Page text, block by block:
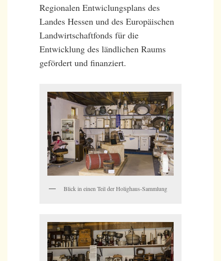
Regionalen Entwiclungsplans des
Landes Hessen und des Europäischen
Landwirtschaftfonds für die
Entwicklung des ländlichen Raums
gefördert und finanziert.
Blick in einen Teil der Holighaus-Sammlung